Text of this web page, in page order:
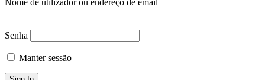
Senha
Manter sessão